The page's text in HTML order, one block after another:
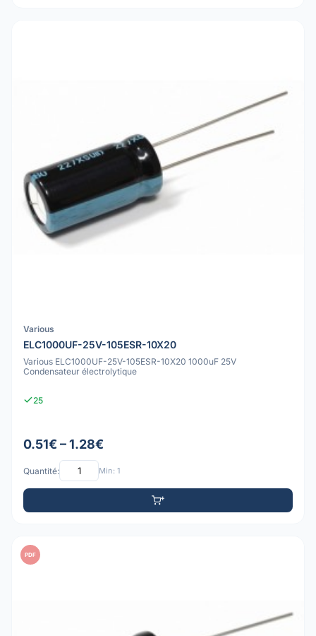
Various
ELC1000UF-25V-105ESR-10X20
Various ELC1000UF-25V-105ESR-10X20 1000uF 25V
Condensateur électrolytique
25
0.51€ – 1.28€
Quantité: Min: 1
PDF